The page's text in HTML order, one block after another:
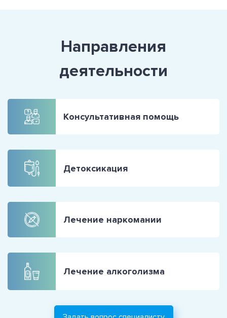
Направления
деятельности
Консультативная помощь
Детоксикация
Лечение наркомании
Лечение алкоголизма